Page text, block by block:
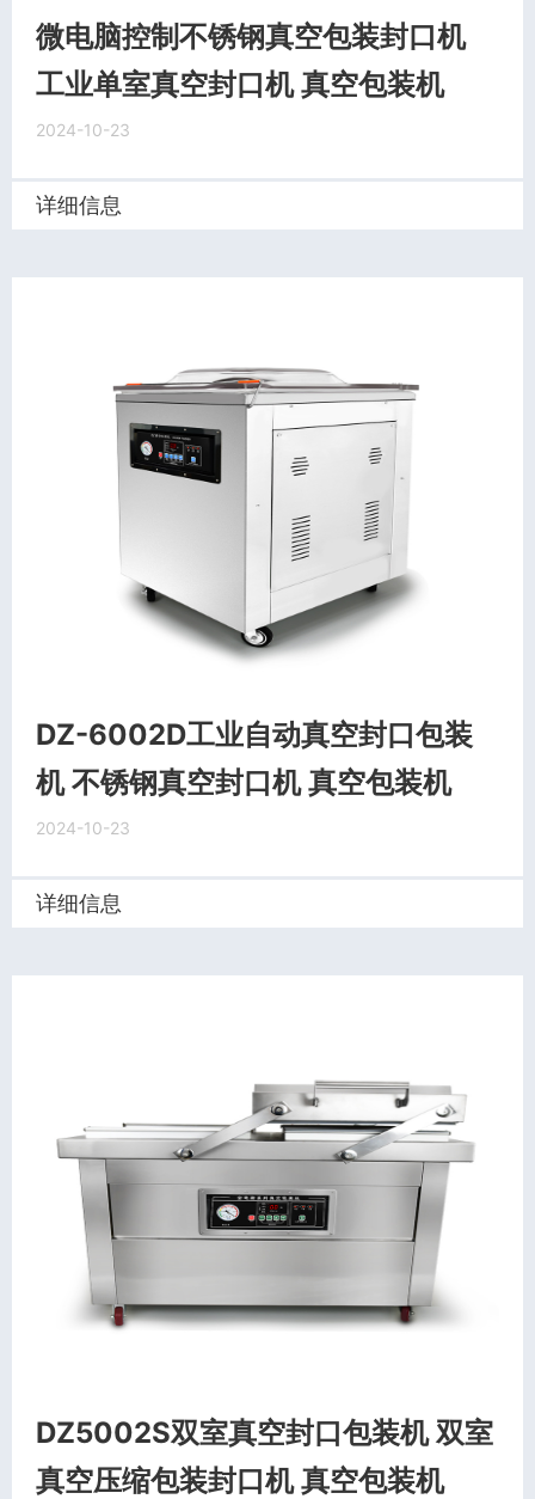
微电脑控制不锈钢真空包装封口机
工业单室真空封口机 真空包装机
2024-10-23
详细信息
DZ-6002D工业自动真空封口包装
机 不锈钢真空封口机 真空包装机
2024-10-23
详细信息
DZ5002S双室真空封口包装机 双室
真空压缩包装封口机 真空包装机